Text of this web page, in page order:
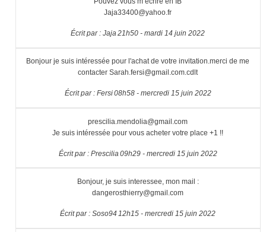
Jaja33400@yahoo.fr
Écrit par :Jaja21h50 -mardi 14 juin 2022
Bonjour je suis intéressée pour l'achat de votre invitation.merci de me
contacter Sarah.fersi@gmail.com.cdlt
Écrit par : Fersi08h58- mercredi 15 juin 2022
prescilia.mendolia@gmail.com
Je suis intéressée pour vous acheter votre place +1 !!
Écrit par : Prescilia09h29- mercredi 15 juin 2022
Bonjour, je suis interessee, mon mail :
dangerosthierry@gmail.com
Écrit par :Soso94 12h15 -mercredi 15 juin 2022